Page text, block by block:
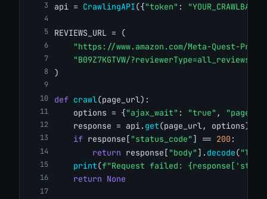
api = CrawlingAPI({"token" :
REVIEWS_URL = (
"https://www.amazon.com/Meta-Quest-
"B09Z7KGTVW/?reviewerType=all_reviews"
)
def crawl(page_url):
    options = {
"ajax_wait" : "true" ,
    response = api.
get(page_url, options)
if response[ "status_code" ] == 200 :
return response[ "body" ]. decode(
print(f"Request failed:
return None